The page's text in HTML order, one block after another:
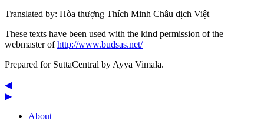
Translated by: Hòa thượng Thích Minh Châu dịch Việt
These texts have been used with the kind permission of the
webmaster ofhttp://www.budsas.net/
Prepared for SuttaCentral by Ayya Vimala.
◀
▶
About